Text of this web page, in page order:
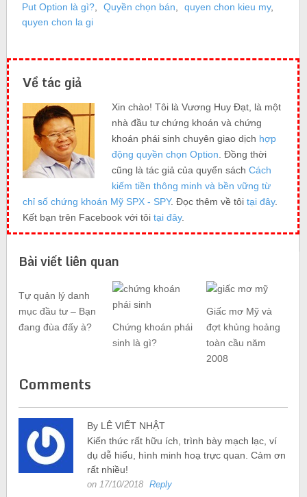
Put Option là gì?
Quyền chọn bán quyen chon kieu my,
quyen chon la gi
Về tác giả
Xin chào! Tôi là Vương Huy Đạt, là một
nhà đầu tư chứng khoán và chứng
khoán phái sinh chuyên giao dịch hợp
động quyền chọn Option . Đồng thời
cũng là tác giả của quyển sách Cách
kiếm tiền thông minh và bền vững từ
chỉ số chứng khoán Mỹ SPX - SPY. Đọc thêm về tôi tại đây.
Kết bạn trên Facebook với tôi tại đây.
Bài viết liên quan
Tự quản lý danh
mục đầu tư – Bạn
đang đùa đấy à?
Chứng khoán phái
sinh là gì?
Giấc mơ Mỹ và
đợt khủng hoảng
toàn cầu năm
2008
Comments
By LÊ VIẾT NHẬT
Kiến thức rất hữu ích, trình bày mạch lạc, ví
dụ dễ hiểu, hình minh hoạ trực quan. Cảm ơn
rất nhiều!
on 17/10/2018 Reply